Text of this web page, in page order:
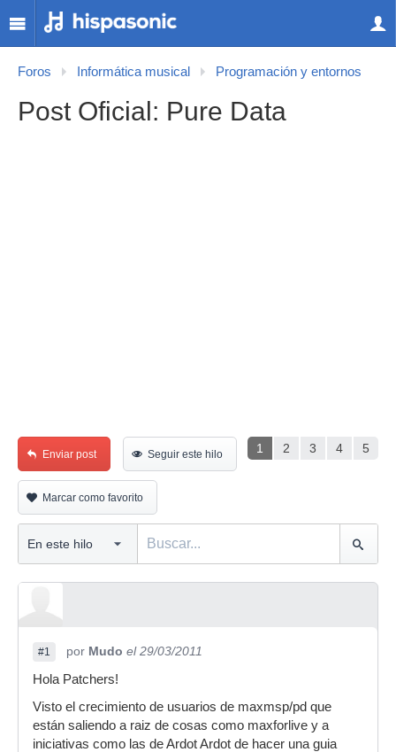
Foros Informática musical Programación y entornos
Post Oficial: Pure Data
1 2 3 4 5
Enviar post Seguir este hilo
Marcar como favorito
#1 por Mudo el 29/03/2011
Hola Patchers!
Visto el crecimiento de usuarios de maxmsp/pd que
están saliendo a raiz de cosas como maxforlive y a
iniciativas como las de Ardot Ardot de hacer una guia